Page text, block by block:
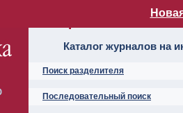
Алфавитный
Каталог журналов на
Поиск разделителя
Последовательный поиск